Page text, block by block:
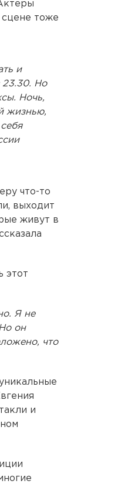
сцене тоже
и
23.30. Но
Ночь,
жизнью,
что-то
выходит
живут в
этот
Я не
он
что
и